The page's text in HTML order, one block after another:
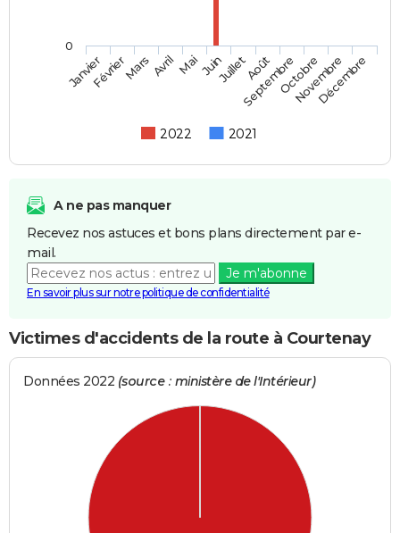
2022 2021
JanvierFévrierMars AvrilMaiJuinJuilletAoût
SeptembreOctobre
Novembre
Décembre
0
A ne pas manquer
Recevez nos astuces et bons plans directement par e-
mail.
Je m'abonne
En savoir plus sur notre politique de confidentialité
Victimes d'accidents de la route à Courtenay
Données 2022 (source : ministère de l'Intérieur)